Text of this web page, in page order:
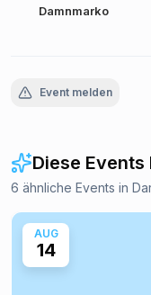
Damnmarko
Event melden
Diese
6 ähnliche Events in
AUG
14